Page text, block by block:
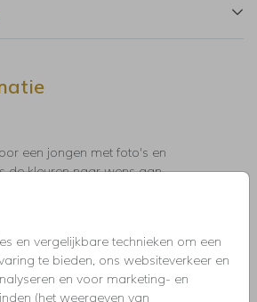
en vergelijkbare technieken om een
te bieden, ons websiteverkeer en
en voor marketing- en
(het weergeven van
een jongen met foto's en
de kleuren naar wens aan.
doopfeest, babyshower,
tea, housewarming, jubileum,
the dat, tuinfeest, BBQ of verjaardag.